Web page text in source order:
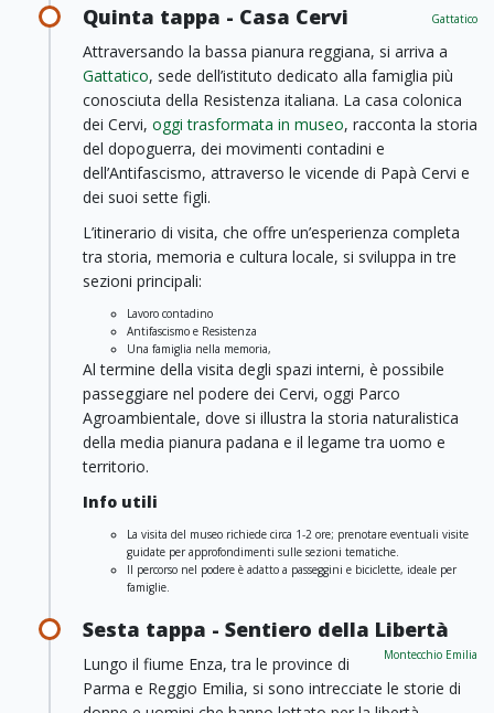
Quinta tappa - Casa Cervi Gattatico
Attraversando la bassa pianura reggiana, si arriva a
Gattatico, sede dell’istituto dedicato alla famiglia più
conosciuta della Resistenza italiana. La casa colonica
dei Cervi, oggi trasformata in museo, racconta la storia
del dopoguerra, dei movimenti contadini e
dell’Antifascismo, attraverso le vicende di Papà Cervi e
dei suoi sette figli.
L’itinerario di visita, che offre un’esperienza completa
tra storia, memoria e cultura locale, si sviluppa in tre
sezioni principali:
Lavoro contadino
Antifascismo e Resistenza
Una famiglia nella memoria,
Al termine della visita degli spazi interni, è possibile
passeggiare nel podere dei Cervi, oggi Parco
Agroambientale, dove si illustra la storia naturalistica
della media pianura padana e il legame tra uomo e
territorio.
Info utili
La visita del museo richiede circa 1-2 ore; prenotare eventuali visite
guidate per approfondimenti sulle sezioni tematiche.
Il percorso nel podere è adatto a passeggini e biciclette, ideale per
famiglie.
Sesta tappa - Sentiero della Libertà
Montecchio Emilia
Lungo il fiume Enza, tra le province di
Parma e Reggio Emilia, si sono intrecciate le storie di